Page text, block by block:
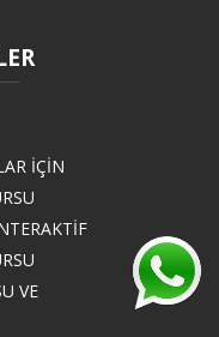
İÇİN
VE